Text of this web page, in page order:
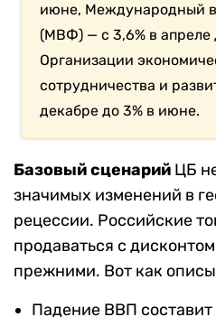
июне, Международный
(МВФ) — с 3,6% в апреле
Организации
сотрудничества и
декабре до 3% в июне.
Базовый сценарий ЦБ
значимых изменений в
рецессии. Российские
продаваться с
прежними. Вот как
Падение ВВП